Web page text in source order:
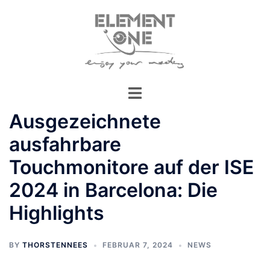
Ausgezeichnete
ausfahrbare
Touchmonitore auf der ISE
2024 in Barcelona: Die
Highlights
BY THORSTENNEES FEBRUAR 7, 2024 NEWS